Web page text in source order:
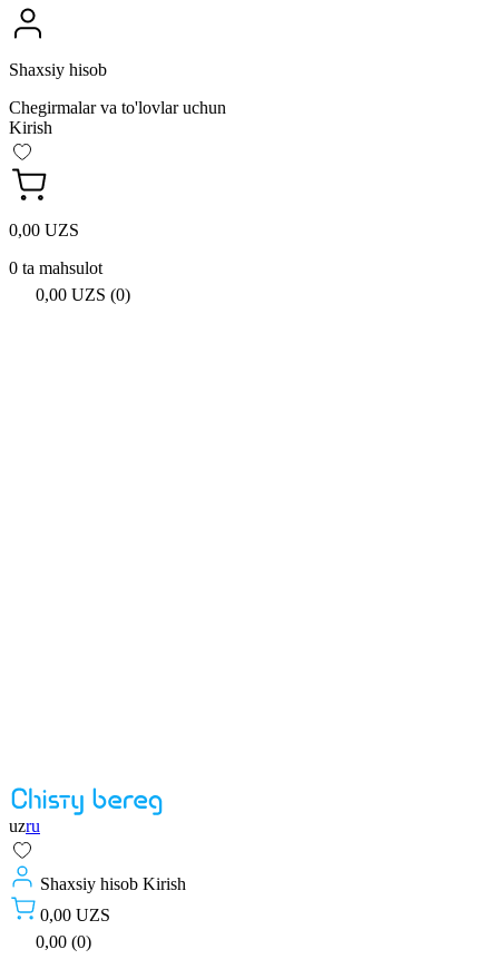
Shaxsiy hisob
Chegirmalar va to'lovlar uchun
Kirish
0,00 UZS
0 ta mahsulot
0,00 UZS (0)
uzru
Shaxsiy hisob Kirish
0,00 UZS
0,00 (0)